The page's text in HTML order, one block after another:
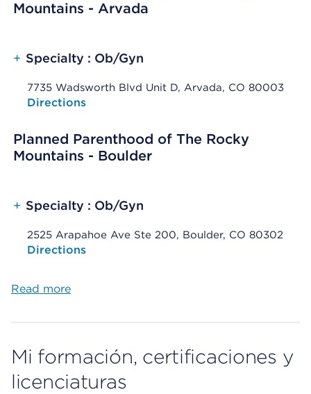
Mountains - Arvada
+ Specialty : Ob/Gyn
7735 Wadsworth Blvd Unit D, Arvada, CO 80003
Opens native map application on mobile devices
Directions
Planned Parenthood of The Rocky
Mountains - Boulder
+ Specialty : Ob/Gyn
2525 Arapahoe Ave Ste 200, Boulder, CO 80302
Opens native map application on mobile devices
Directions
Read more
Mi formación, certificaciones y
licenciaturas